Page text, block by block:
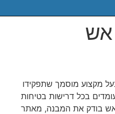
אש
מקצוע מוסמך שתפקידו
בכל דרישות בטיחות
אש בודק את המבנה, מאתר